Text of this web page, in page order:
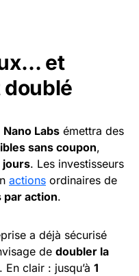
et
Nano Labs émettra des
sans coupon,
jours. Les investisseurs
actions ordinaires de
par action.
a déjà sécurisé
de doubler la
clair : jusqu’à 1